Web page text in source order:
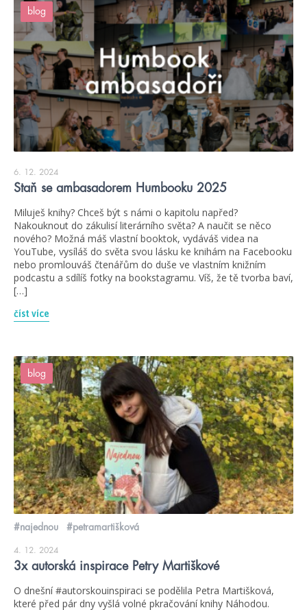
blog
6. 12. 2024
Staň se ambasadorem Humbooku 2025
Miluješ knihy? Chceš být s námi o kapitolu napřed?
Nakouknout do zákulisí literárního světa? A naučit se něco
nového? Možná máš vlastní booktok, vydáváš videa na
YouTube, vysíláš do světa svou lásku ke knihám na Facebooku
nebo promlouváš čtenářům do duše ve vlastním knižním
podcastu a sdílíš fotky na bookstagramu. Víš, že tě tvorba baví,
[…]
číst více
blog
#najednou #petramartišková
4. 12. 2024
3x autorská inspirace Petry Martiškové
O dnešní #autorskouinspiraci se podělila Petra Martišková,
které před pár dny vyšlá volné pkračování knihy Náhodou.